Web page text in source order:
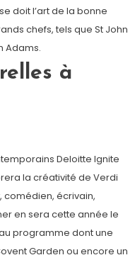
doit l’art de la bonne
chefs, tels que St John
Adams.
à
Deloitte Ignite
la créativité de Verdi
comédien, écrivain,
en sera cette année le
programme dont une
Garden ou encore un